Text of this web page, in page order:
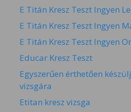
E Titán Kresz Teszt Ingyen
E Titán Kresz Teszt Ingyen
E Titán Kresz Teszt Ingyen
Educar Kresz Teszt
Egyszerűen érthetően
vizsgára
Etitan kresz vizsga